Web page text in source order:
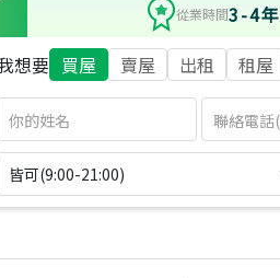
從業時間3-4年
想要 買屋 賣屋 出租 租屋
皆可(9:00-21:00)